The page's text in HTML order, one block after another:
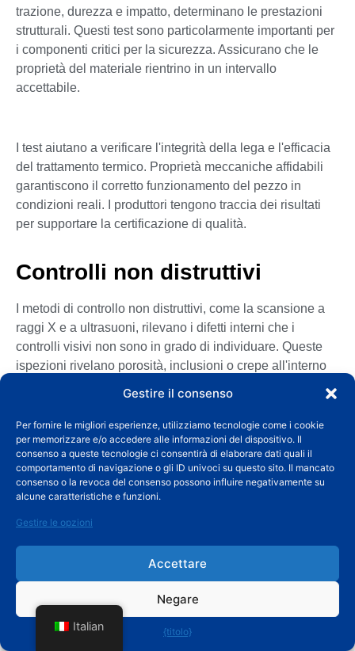
Gestire il consenso
Per fornire le migliori esperienze, utilizziamo tecnologie come i cookie
per memorizzare e/o accedere alle informazioni del dispositivo. Il
consenso a queste tecnologie ci consentirà di elaborare dati quali il
comportamento di navigazione o gli ID univoci su questo sito. Il mancato
consenso o la revoca del consenso possono influire negativamente su
alcune caratteristiche e funzioni.
Gestire le opzioni
Accettare
Negare
{titolo}
trazione, durezza e impatto, determinano le prestazioni
strutturali. Questi test sono particolarmente importanti per
i componenti critici per la sicurezza. Assicurano che le
proprietà del materiale rientrino in un intervallo
accettabile.
I test aiutano a verificare l'integrità della lega e l'efficacia
del trattamento termico. Proprietà meccaniche affidabili
garantiscono il corretto funzionamento del pezzo in
condizioni reali. I produttori tengono traccia dei risultati
per supportare la certificazione di qualità.
Controlli non distruttivi
I metodi di controllo non distruttivi, come la scansione a
raggi X e a ultrasuoni, rilevano i difetti interni che i
controlli visivi non sono in grado di individuare. Queste
ispezioni rivelano porosità, inclusioni o crepe all'interno
Questo test evita di danneggiare il pezzo durante la
valutazione. Il rilevamento avanzato garantisce che i
difetti nascosti non vengano trascurati. L'analisi non
distruttiva favorisce la fiducia del cliente e la sicurezza
Dove trovare una buona
azienda di pressofusione?
Italian